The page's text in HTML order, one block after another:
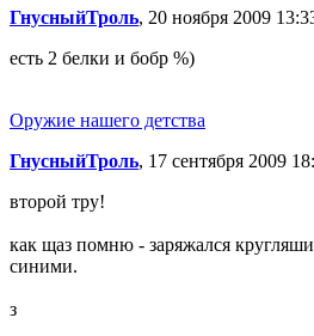
ГнусныйТроль, 20 ноября 2009
есть 2 белки и бобр %)
Оружие нашего детства
ГнусныйТроль, 17 сентября 2009
второй тру!
как щаз помню - заряжался
синими.
з